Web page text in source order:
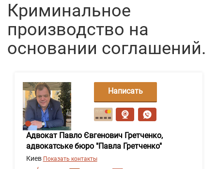
Криминальное
производство на
основании соглашений.
Адвокат Павло Євгенович Гретченко,
адвокатське бюро "Павла Гретченко"
Киев Показать контакты
Написать
сообщение